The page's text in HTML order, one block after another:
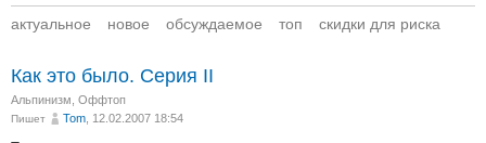
актуальное новое обсуждаемое топ скидки для риска
Как это было. Серия II
Альпинизм Оффтоп
Пишет Tom , 12.02.2007 18:54